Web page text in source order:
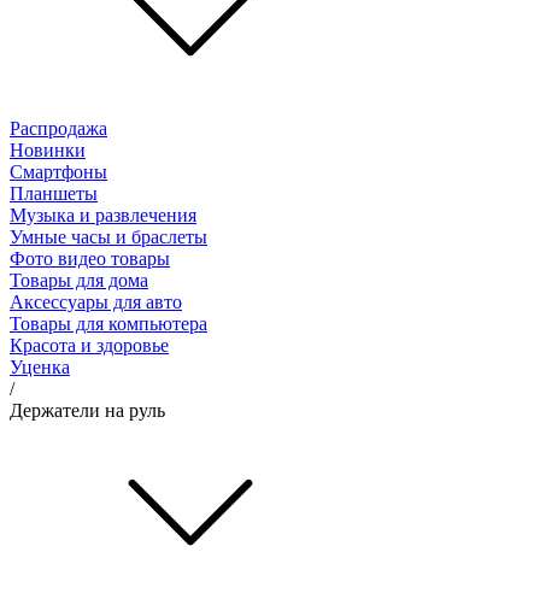
Распродажа
Новинки
Смартфоны
Планшеты
Музыка и развлечения
Умные часы и браслеты
Фото видео товары
Товары для дома
Аксессуары для авто
Товары для компьютера
Красота и здоровье
Уценка
/
Держатели на руль